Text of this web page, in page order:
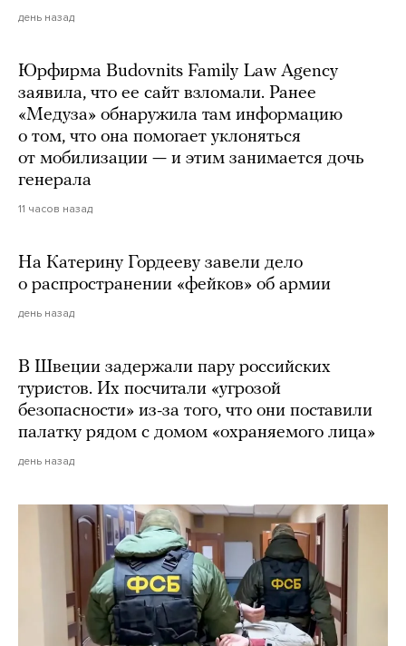
день назад
Юрфирма Budovnits Family Law Agency
заявила, что ее сайт взломали. Ранее
«Медуза» обнаружила там информацию
о том, что она помогает уклоняться
от мобилизации — и этим занимается дочь
генерала
11 часов назад
На Катерину Гордееву завели дело
о распространении «фейков» об армии
день назад
В Швеции задержали пару российских
туристов. Их посчитали «угрозой
безопасности» из-за того, что они поставили
палатку рядом с домом «охраняемого лица»
день назад